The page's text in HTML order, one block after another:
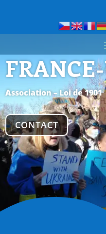
Association – Loi de 1901
CONTACT